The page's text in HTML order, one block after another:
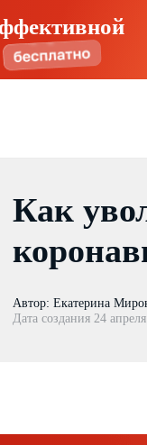
Как
Автор: Екатерина
Дата создания 24